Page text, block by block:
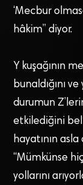
‘Mecbur
hâkim” diyor.
Y kuşağının
bunaldığını
durumun
etkilediğini
hayatının
“Mümkünse
yollarını